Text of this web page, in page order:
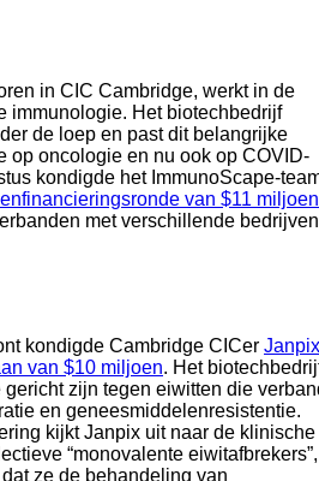
in CIC Cambridge, werkt in de
immunologie. Het biotechbedrijf
de loep en past dit belangrijke
op oncologie en nu ook op COVID-
kondigde het ImmunoScape-
van $11 miljoen
met verschillende bedrijven
kondigde Cambridge CICer Janpix
van $10 miljoen. Het
zijn tegen eiwitten die
en geneesmiddelenresistentie.
kijkt Janpix uit naar de klinische
“monovalente eiwitafbrekers”,
ze de behandeling van